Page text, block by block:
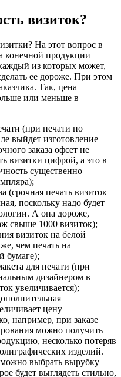
визиток?
На этот вопрос в
конечной продукции
из которых может,
ее дороже. При этом
Так, цена
или меньше в
(при печати по
выйдет изготовление
заказа офсет не
визитки цифрой, а это в
существенно
(срочная печать визиток
поскольку надо будет
А она дороже,
свыше 1000 визиток);
визиток на белой
чем печать на
бумаге);
для печати (при
дизайнером в
увеличивается);
цену
например, при заказе
можно получить
несколько потеряв
изделий.
выбрать вырубку
будет выглядеть стильно,